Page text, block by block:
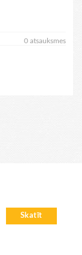
0 atsauksmes
Skatīt